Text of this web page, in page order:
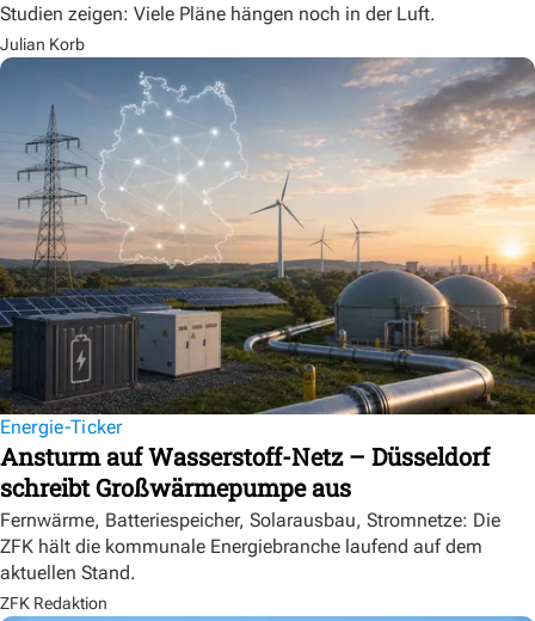
Studien zeigen: Viele Pläne hängen noch in der Luft.
Julian Korb
Energie-Ticker
Ansturm auf Wasserstoff-Netz – Düsseldorf
schreibt Großwärmepumpe aus
Fernwärme, Batteriespeicher, Solarausbau, Stromnetze: Die
ZFK hält die kommunale Energiebranche laufend auf dem
aktuellen Stand.
ZFK Redaktion